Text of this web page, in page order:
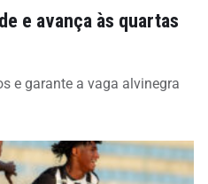
e avança às quartas
e garante a vaga alvinegra